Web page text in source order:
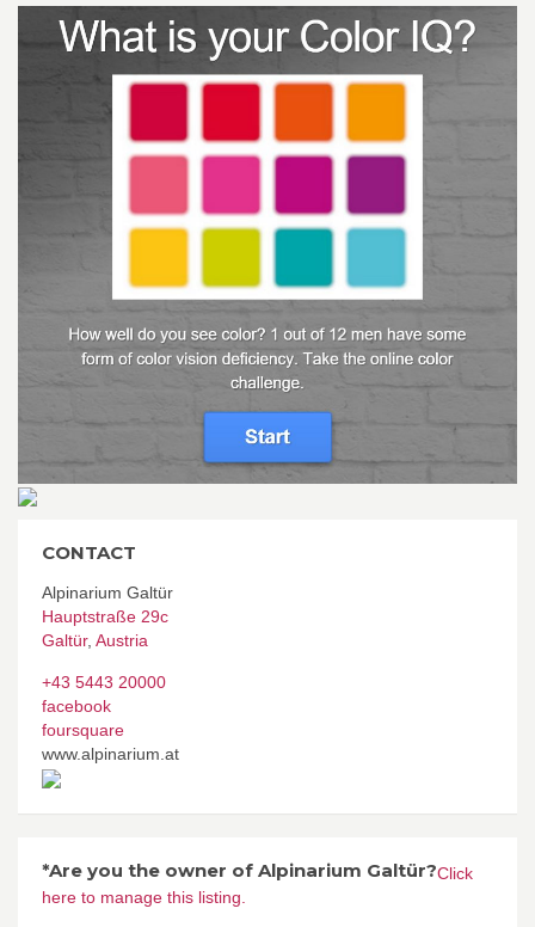
CONTACT
Alpinarium Galtür
Hauptstraße 29c
Galtür, Austria
+43 5443 20000
facebook
foursquare
www.alpinarium.at
*Are you the owner of Alpinarium Galtür?Click
here to manage this listing.